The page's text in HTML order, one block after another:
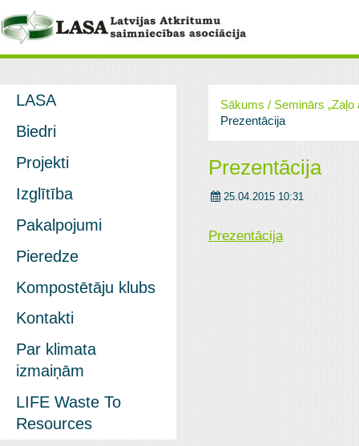
Sākums / Seminārs
Prezentācija
Prezentācija
25.04.2015 10:31
Prezentācija
LASA
Biedri
Projekti
Izglītība
Pakalpojumi
Pieredze
Kompostētāju klubs
Kontakti
Par klimata
izmaiņām
LIFE Waste To
Resources